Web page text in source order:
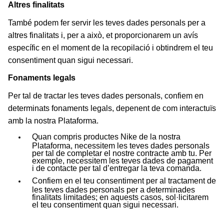
Altres finalitats
També podem fer servir les teves dades personals per a
altres finalitats i, per a això, et proporcionarem un avís
específic en el moment de la recopilació i obtindrem el teu
consentiment quan sigui necessari.
Fonaments legals
Per tal de tractar les teves dades personals, confiem en
determinats fonaments legals, depenent de com interactuïs
amb la nostra Plataforma.
Quan compris productes Nike de la nostra
Plataforma, necessitem les teves dades personals
per tal de completar el nostre contracte amb tu. Per
exemple, necessitem les teves dades de pagament
i de contacte per tal d’entregar la teva comanda.
Confiem en el teu consentiment per al tractament de
les teves dades personals per a determinades
finalitats limitades; en aquests casos, sol·licitarem
el teu consentiment quan sigui necessari.